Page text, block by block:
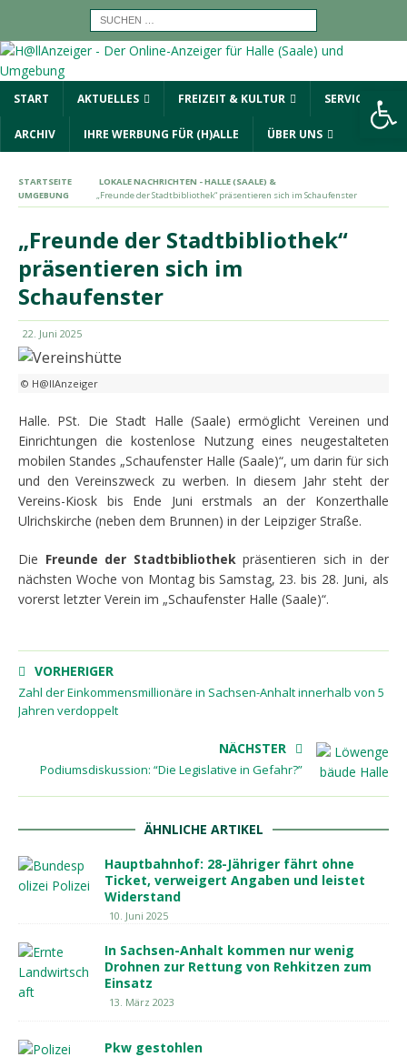
START AKTUELLES FREIZEIT & KULTUR SERVICE
ARCHIV IHRE WERBUNG FÜR (H)ALLE ÜBER UNS
STARTSEITE
LOKALE NACHRICHTEN - HALLE (SAALE) &
UMGEBUNG
„Freunde der Stadtbibliothek“ präsentieren sich im Schaufenster
„Freunde der Stadtbibliothek“
präsentieren sich im
Schaufenster
22. Juni 2025
© H@llAnzeiger
Halle. PSt. Die Stadt Halle (Saale) ermöglicht Vereinen und
Einrichtungen die kostenlose Nutzung eines neugestalteten
mobilen Standes „Schaufenster Halle (Saale)“, um darin für sich
und den Vereinszweck zu werben. In diesem Jahr steht der
Vereins-Kiosk bis Ende Juni erstmals an der Konzerthalle
Ulrichskirche (neben dem Brunnen) in der Leipziger Straße.
Die Freunde der Stadtbibliothekpräsentieren sich in der
nächsten Woche von Montag bis Samstag, 23. bis 28. Juni, als
vorerst letzter Verein im „Schaufenster Halle (Saale)“.
VORHERIGER
Zahl der Einkommensmillionäre in Sachsen-Anhalt innerhalb von 5
Jahren verdoppelt
NÄCHSTER
Podiumsdiskussion: “Die Legislative in Gefahr?”
ÄHNLICHE ARTIKEL
Hauptbahnhof: 28-Jähriger fährt ohne
Ticket, verweigert Angaben und leistet
Widerstand
10. Juni 2025
In Sachsen-Anhalt kommen nur wenig
Drohnen zur Rettung von Rehkitzen zum
Einsatz
13. März 2023
Pkw gestohlen
Werkzeugleiste öffnen